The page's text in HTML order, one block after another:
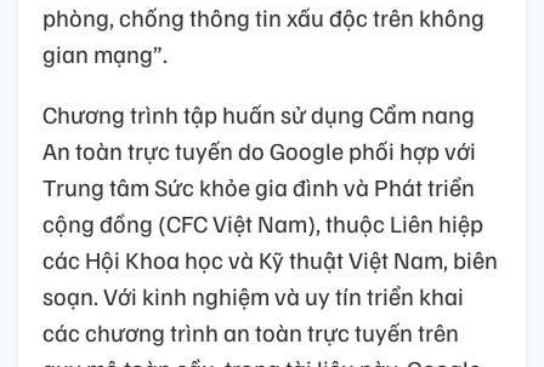
phòng, chống thông tin xấu độc trên không
gian mạng”.
Chương trình tập huấn sử dụng Cẩm nang
An toàn trực tuyến do Google phối hợp với
Trung tâm Sức khỏe gia đình và Phát triển
cộng đồng (CFC Việt Nam), thuộc Liên hiệp
các Hội Khoa học và Kỹ thuật Việt Nam, biên
soạn. Với kinh nghiệm và uy tín triển khai
các chương trình an toàn trực tuyến trên